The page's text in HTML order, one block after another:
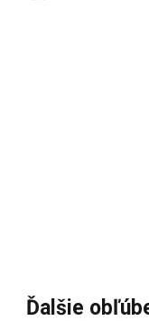
Ďalšie